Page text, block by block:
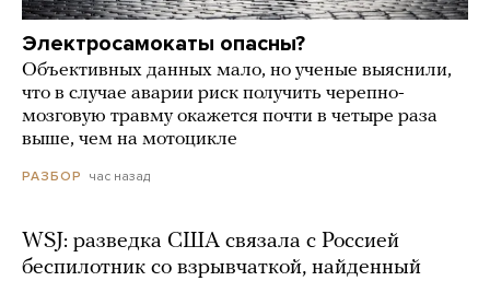
Электросамокаты опасны?
Объективных данных мало, но ученые выяснили,
что в случае аварии риск получить черепно-
мозговую травму окажется почти в четыре раза
выше, чем на мотоцикле
РАЗБОР час назад
WSJ: разведка США связала с Россией
беспилотник со взрывчаткой, найденный